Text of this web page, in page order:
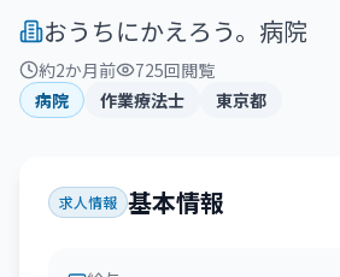
おうちにかえろう。病院
約2か月前 725回閲覧
病院
作業療法士 東京都
求人情報 基本情報